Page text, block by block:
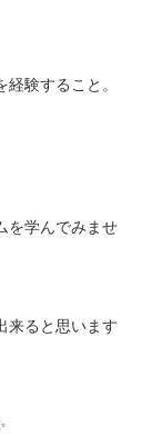
験すること。
を学んでみませ
来ると思います